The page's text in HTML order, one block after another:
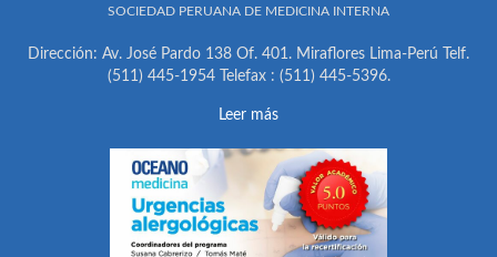
SOCIEDAD PERUANA DE MEDICINA INTERNA
Dirección: Av. José Pardo 138 Of. 401. Miraflores Lima-Perú Telf.
(511) 445-1954 Telefax : (511) 445-5396.
Leer más